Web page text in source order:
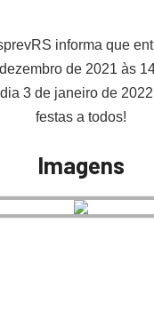
informa que
de 2021 às
3 de janeiro de
festas a todos!
Imagens